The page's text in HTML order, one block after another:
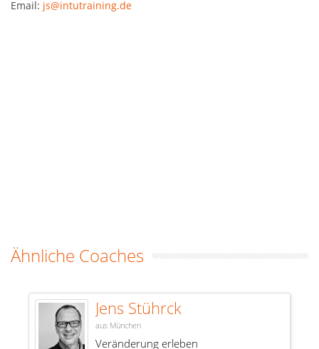
Email: js@intutraining.de
Ähnliche Coaches
Jens Stührck
aus München
Veränderung erleben